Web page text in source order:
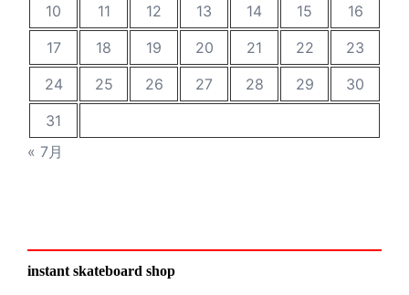
10
11 12 13 14 15
16
17
18 19 20 21 22
23
24
25 26 27 28 29
30
31
« 7月
instant skateboard shop